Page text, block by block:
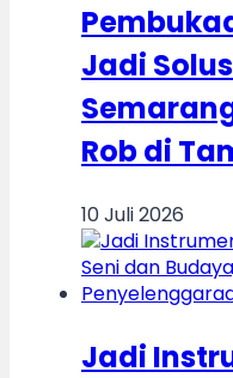
Jadi
Rob di
10 Juli 2026
Jadi